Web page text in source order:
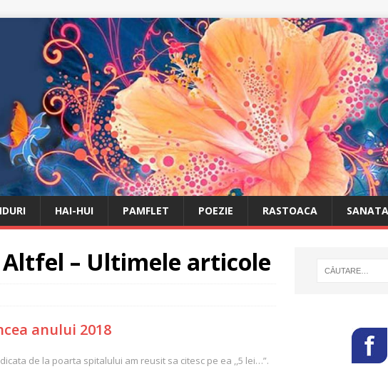
HAI-HUI PAMFLET POEZIE RASTOACA
– Ultimele articole
anului 2018
de la poarta spitalului am reusit sa citesc pe ea ,,5 lei…”.